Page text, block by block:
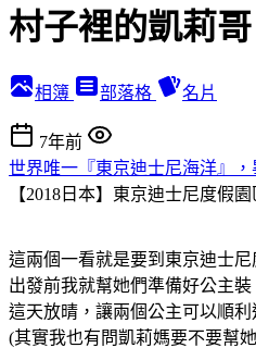
村子裡的凱莉哥
相簿 部落格 名片
7年前
世界唯一『東京迪士尼海洋』
【2018日本】東京迪士尼度假
這兩個一看就是要到東京迪士尼
出發前我就幫她們準備好公主
這天放晴，讓兩個公主可以順
(其實我也有問凱莉媽要不要幫